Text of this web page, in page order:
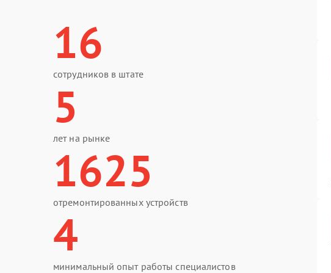
16
сотрудников в штате
5
лет на рынке
1625
отремонтированных устройств
4
минимальный опыт работы специалистов